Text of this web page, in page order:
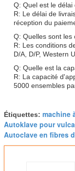
Q: Quel est le
R: Le délai de
réception du
Q: Quelles sont les
R: Les conditions
D/A, D/P, Western
Q: Quelle est la
R: La capacité
5000 ensembles
Étiquettes: machine
Autoklave pour
Autoclave en fibres